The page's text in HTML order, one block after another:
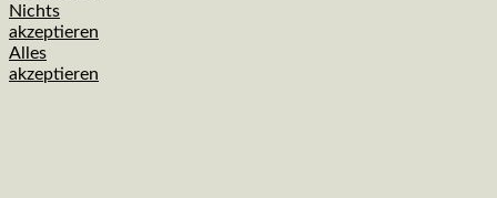
Nichts
akzeptieren
Alles
akzeptieren